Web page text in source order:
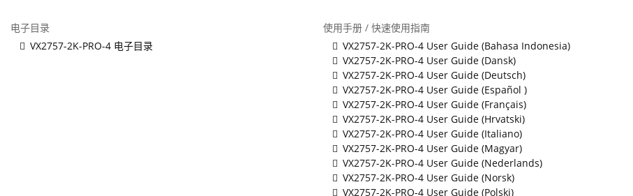
电子目录
VX2757-2K-PRO-4 电子目录
使用手册 / 快速使用指南
VX2757-2K-PRO-4 User Guide (Bahasa Indonesia)
VX2757-2K-PRO-4 User Guide (Dansk)
VX2757-2K-PRO-4 User Guide (Deutsch)
VX2757-2K-PRO-4 User Guide (Español )
VX2757-2K-PRO-4 User Guide (Français)
VX2757-2K-PRO-4 User Guide (Hrvatski)
VX2757-2K-PRO-4 User Guide (Italiano)
VX2757-2K-PRO-4 User Guide (Magyar)
VX2757-2K-PRO-4 User Guide (Nederlands)
VX2757-2K-PRO-4 User Guide (Norsk)
VX2757-2K-PRO-4 User Guide (Polski)